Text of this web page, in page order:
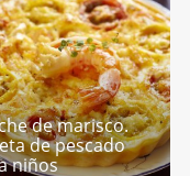
de marisco.
de pescado
niños